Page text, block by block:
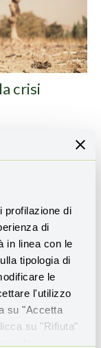
profilazione di
di
in linea con le
tipologia di
le
l'utilizzo
su "Accetta
su "Rifiuta"
crisi